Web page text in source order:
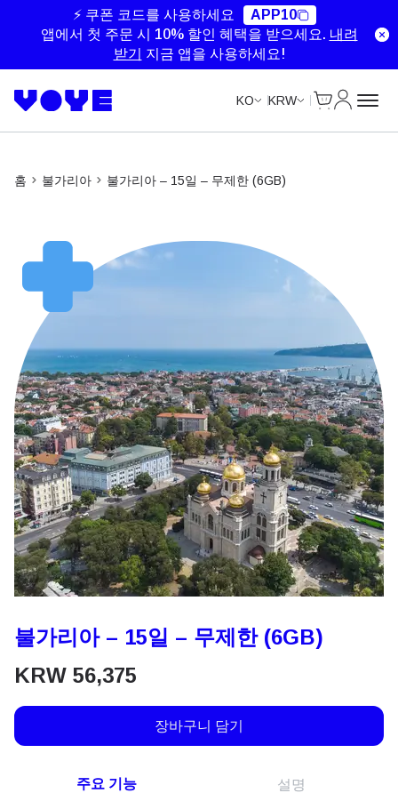
⚡ 쿠폰 코드를 사용하세요
APP10
앱에서 첫 주문 시 10% 할인 혜택을 받으세요. 내려
받기
지금 앱을 사용하세요!
KO KRW
홈 불가리아 불가리아 – 15일 – 무제한 (6GB)
불가리아 – 15일 – 무제한 (6GB)
KRW 56,375
장바구니 담기
주요 기능 설명
Unlimited Data
Unlimited Data
Unlimited Data
Unlimited Data